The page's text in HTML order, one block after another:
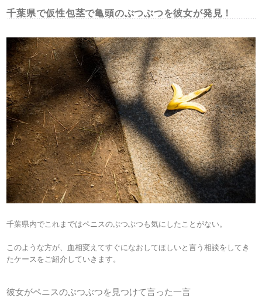
千葉県で仮性包茎で亀頭のぶつぶつを彼女が発見！
千葉県内でこれまではペニスのぶつぶつも気にしたことがない。
このような方が、血相変えてすぐになおしてほしいと言う相談をしてき
たケースをご紹介していきます。
彼女がペニスのぶつぶつを見つけて言った一言